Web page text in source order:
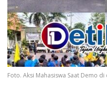
Foto. Aksi Mahasiswa Saat Demo di